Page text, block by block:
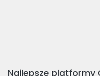
Najlepsze platformy